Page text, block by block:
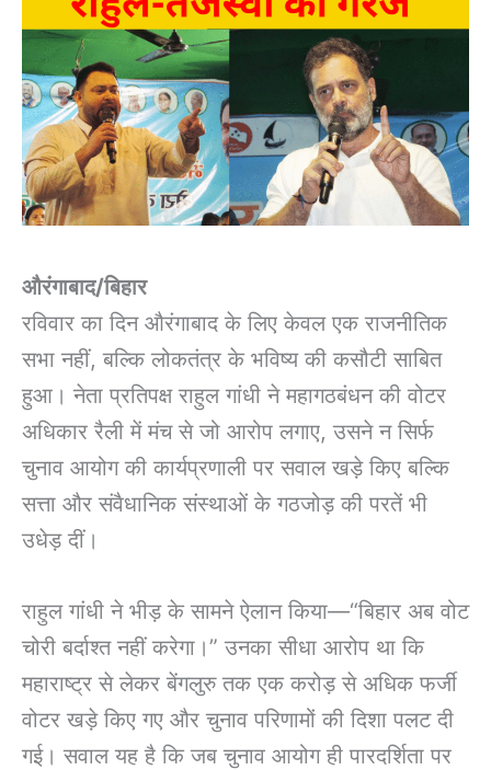
औरंगाबाद/बिहार
रविवार का दिन औरंगाबाद के लिए केवल एक राजनीतिक
सभा नहीं, बल्कि लोकतंत्र के भविष्य की कसौटी साबित
हुआ। नेता प्रतिपक्ष राहुल गांधी ने महागठबंधन की वोटर
अधिकार रैली में मंच से जो आरोप लगाए, उसने न सिर्फ
चुनाव आयोग की कार्यप्रणाली पर सवाल खड़े किए बल्कि
सत्ता और संवैधानिक संस्थाओं के गठजोड़ की परतें भी
उधेड़ दीं।
राहुल गांधी ने भीड़ के सामने ऐलान किया—“बिहार अब वोट
चोरी बर्दाश्त नहीं करेगा।” उनका सीधा आरोप था कि
महाराष्ट्र से लेकर बेंगलुरु तक एक करोड़ से अधिक फर्जी
वोटर खड़े किए गए और चुनाव परिणामों की दिशा पलट दी
गई। सवाल यह है कि जब चुनाव आयोग ही पारदर्शिता पर